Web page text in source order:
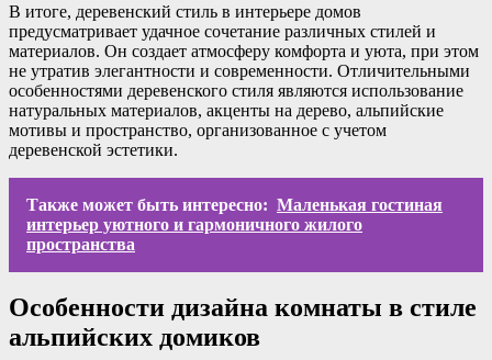
В итоге, деревенский стиль в интерьере домов
предусматривает удачное сочетание различных стилей и
материалов. Он создает атмосферу комфорта и уюта, при этом
не утратив элегантности и современности. Отличительными
особенностями деревенского стиля являются использование
натуральных материалов, акценты на дерево, альпийские
мотивы и пространство, организованное с учетом
деревенской эстетики.
Также может быть интересно: Маленькая гостиная
интерьер уютного и гармоничного жилого
пространства
Особенности дизайна комнаты в стиле
альпийских домиков